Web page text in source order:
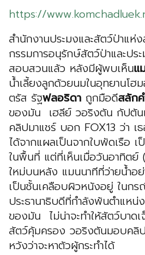
https://
สำนักงานประมงและสัตว์ป่าแห่
กรรมการอนุรักษ์สัตว์ป่าและปร
สอบสวนแล้ว หลังมีผู้พบเห็นแ
น้ำเลี้ยงลูกด้วยนมในอุทยานโ
ตรัส รัฐฟลอริดา ถูกมือดีสลัก
ของมัน เฮลีย์ วอริงตัน กัปตัน
คลิปมาแชร์ บอก FOX13 ว่า เ
ได้จากแผลเป็นจากใบพัดเรือ
ในพื้นที่ แต่ที่เห็นเมื่อวันอาทิต
ใหม่บนหลัง แมนนาทีที่ว่ายน้ำอย่
เป็นชั้นเคลือบผิวหนังอยู่ ในก
ประธานาธิบดีที่กำลังพ้นตำแห
ของมัน ไม่น่าจะทำให้สัตว์บาด
สัตว์คุ้มครอง วอริงตันมอบคลิป
หวังว่าจะหาตัวผู้กระทำได้